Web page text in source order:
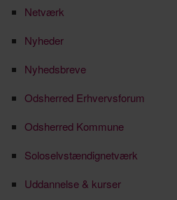
Netværk
Nyheder
Nyhedsbreve
Odsherred Erhvervsforum
Odsherred Kommune
Soloselvstændignetværk
Uddannelse & kurser